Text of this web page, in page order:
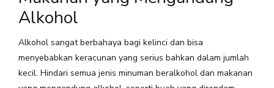
Alkohol
Alkohol sangat berbahaya bagi kelinci dan bisa
menyebabkan keracunan yang serius bahkan dalam jumlah
kecil. Hindari semua jenis minuman beralkohol dan makanan